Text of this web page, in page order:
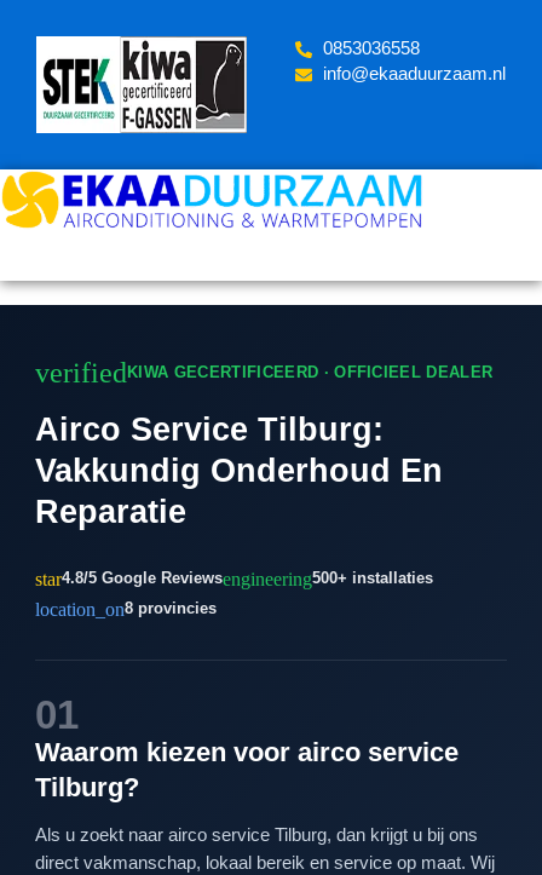
content
‪0853036558
info@ekaaduurzaam.nl
verified KIWA GECERTIFICEERD · OFFICIEEL DEALER
Airco Service Tilburg:
Vakkundig Onderhoud En
Reparatie
star4.8/5 Google Reviewsengineering500+ installaties
location_on8 provincies
01
Waarom kiezen voor airco service
Tilburg?
Als u zoekt naar airco service Tilburg, dan krijgt u bij ons
direct vakmanschap, lokaal bereik en service op maat. Wij